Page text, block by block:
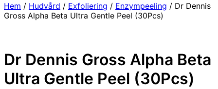
Hem / Hudvård / Exfoliering / Enzympeeling / Dr Dennis
Gross Alpha Beta Ultra Gentle Peel (30Pcs)
Dr Dennis Gross Alpha Beta
Ultra Gentle Peel (30Pcs)